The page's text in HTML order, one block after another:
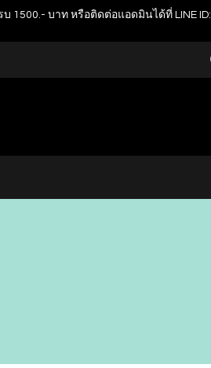
1500.- บาท หรือติดต่อแอดมินได้ที่ LINE ID: